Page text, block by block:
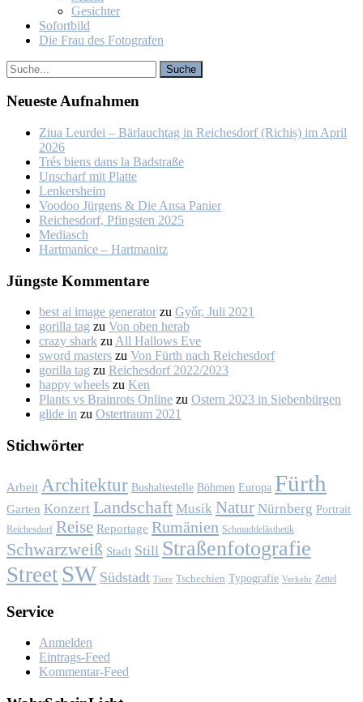
Ge­sich­ter
So­fort­bild
Die Frau des Fo­to­gra­fen
Neu­es­te Auf­nah­men
Ziua Leur­dei – Bär­lauch­tag in Rei­ches­dorf (Ri­chiș) im April
2026
Trés biens dans la Bad­stra­ße
Un­scharf mit Plat­te
Len­kers­heim
Voo­doo Jür­gens & Die An­sa Pa­nier
Rei­ches­dorf, Pfings­ten 2025
Me­dia­sch
Hart­ma­nice – Hart­ma­nitz
Jüngs­te Kom­men­ta­re
best ai image generator zu Győr, Ju­li 2021
gorilla tag zu Von oben her­ab
crazy shark zu All Hal­lows Eve
sword masters zu Von Fürth nach Rei­ches­dorf
gorilla tag zu Rei­ches­dorf 2022/2023
happy wheels zu Ken
Plants vs Brainrots Online zu Os­tern 2023 in Sie­ben­bür­gen
glide in zu Os­ter­traum 2021
Stich­wör­ter
Arbeit Architektur Bushaltestelle Böhmen Europa Fürth
Garten Konzert Landschaft Musik Natur Nürnberg Portrait
Reichesdorf Reise Reportage Rumänien Schmuddelästhetik
Schwarzweiß Stadt Still Straßenfotografie
Street SW Südstadt Tiere Tschechien Typografie Verkehr Zettel
Ser­vice
Anmelden
Eintrags-Feed
Kommentar-Feed